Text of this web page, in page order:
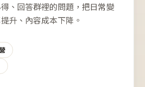
、回答群裡的問題，把日常變
升、內容成本下降。